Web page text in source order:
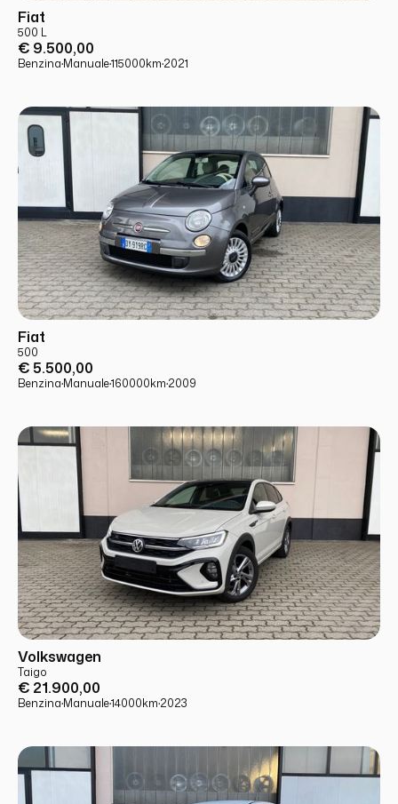
USATO
Fiat
500 L
€ 9.500,00
Benzina·Manuale·115000km·2021
USATO
Fiat
500
€ 5.500,00
Benzina·Manuale·160000km·2009
USATO
Volkswagen
Taigo
€ 21.900,00
Benzina·Manuale·14000km·2023